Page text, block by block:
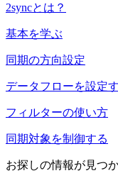
2syncとは？
基本を学ぶ
同期の方向設定
データフローを設定
フィルターの使い方
同期対象を制御する
お探しの情報が見つ